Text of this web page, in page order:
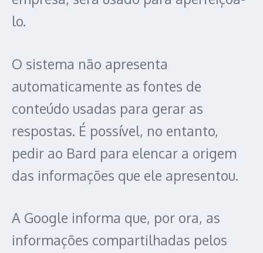
lo.
O sistema não apresenta
automaticamente as fontes de
conteúdo usadas para gerar as
respostas. É possível, no entanto,
pedir ao Bard para elencar a origem
das informações que ele apresentou.
A Google informa que, por ora, as
informações compartilhadas pelos